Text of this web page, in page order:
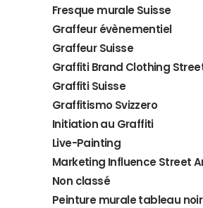
Fresque murale Suisse
Graffeur évènementiel
Graffeur Suisse
Graffiti Brand Clothing
Graffiti Suisse
Graffitismo Svizzero
Initiation au Graffiti
Live-Painting
Marketing Influence Street
Non classé
Peinture murale tableau noir